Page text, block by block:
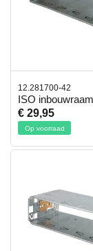
12.281700-42
ISO
€ 29,95
Op voorraad